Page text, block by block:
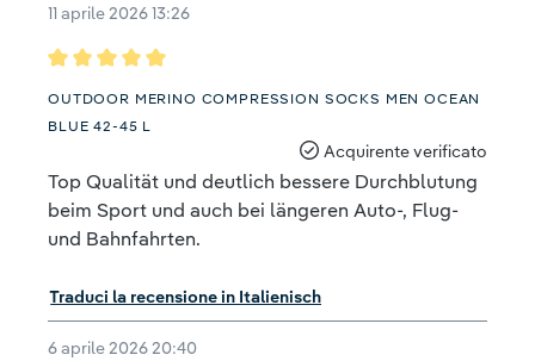
11 aprile 2026 13:26
Recensione con valutazione di 5 su 5 stelle
OUTDOOR MERINO COMPRESSION SOCKS MEN OCEAN
BLUE 42-45 L
Acquirente verificato
Top Qualität und deutlich bessere Durchblutung
beim Sport und auch bei längeren Auto-, Flug-
und Bahnfahrten.
Traduci la recensione in Italienisch
6 aprile 2026 20:40